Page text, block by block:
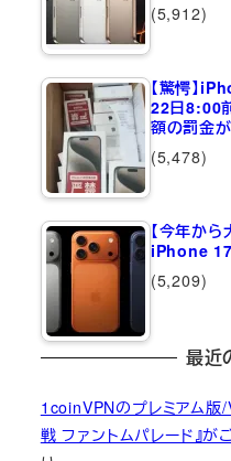
(5,912)
【驚愕】
22日8:00
額の罰金が
(5,478)
【今年か
iPhone
(5,209)
最近
1coinVPNのプレミアム版
戦 ファントムパレード』が